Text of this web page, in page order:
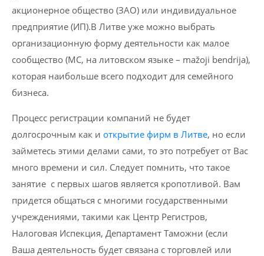
акционерное общество (ЗАО) или индивидуальное
предприятие (ИП).В Литве уже можно выбрать
организационную форму деятельности как малое
сообщество (МС, на литовском языке – mažoji bendrija),
которая наибольше всего подходит для семейного
бизнеса.
Процесс регистрации компаний не будет
долгосрочным как и открытие фирм в Литве, но если
займетесь этими делами сами, то это потребует от Вас
много времени и сил. Следует помнить, что такое
занятие с первых шагов является кропотливой. Вам
придется общаться с многими государственными
учреждениями, такими как Центр Регистров,
Налоговая Испекция, Департамент Таможни (если
Ваша деятельность будет связана с торговлей или